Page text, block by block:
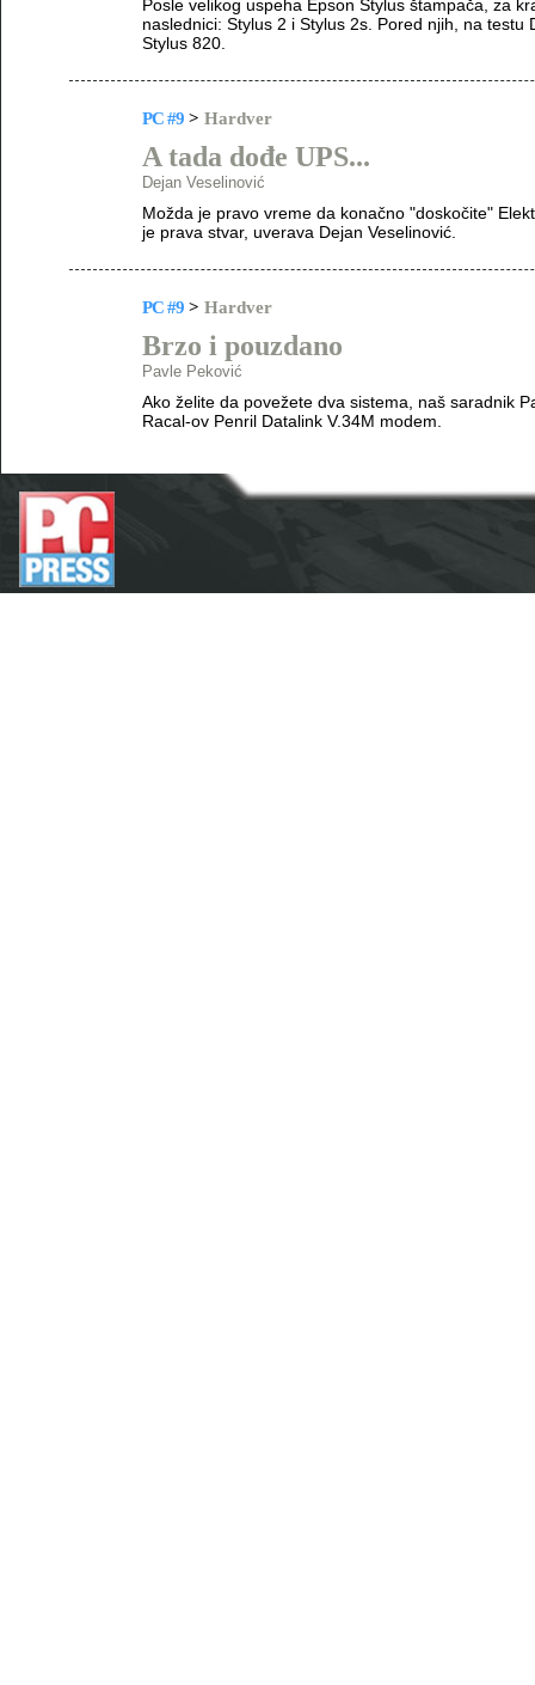
Posle velikog uspeha Epson Stylus štampača, za
naslednici: Stylus 2 i Stylus 2s. Pored njih, na
Stylus 820.
PC #9 > Hardver
A tada dođe UPS...
Dejan Veselinović
Možda je pravo vreme da konačno "doskočite"
je prava stvar, uverava Dejan Veselinović.
PC #9 > Hardver
Brzo i pouzdano
Pavle Peković
Ako želite da povežete dva sistema, naš saradnik
Racal-ov Penril Datalink V.34M modem.